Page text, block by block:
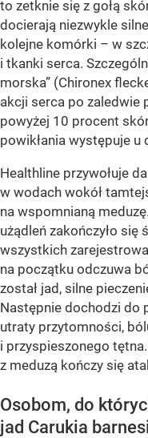
to zetknie się z gołą
docierają niezwykle
kolejne komórki – w
i tkanki serca.
morska” (Chironex
akcji serca po zaledwie
powyżej 10 procent
powikłania występuje u
Healthline przywołuje
w wodach wokół
na wspomnianą
użądleń zakończyło
wszystkich
na początku odczuwa
został jad, silne
Następnie dochodzi do
utraty przytomności,
i przyspieszonego
z meduzą kończy się
Osobom, do
jad Carukia